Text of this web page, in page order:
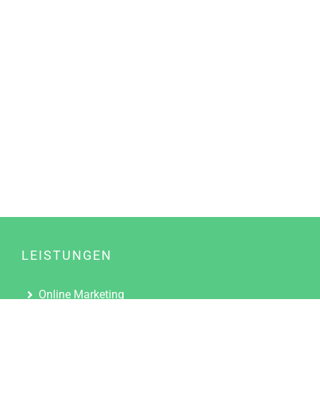
LEISTUNGEN
Online Marketing